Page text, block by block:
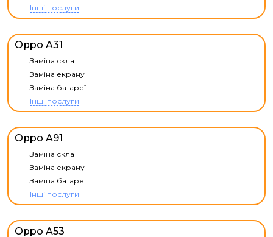
Інші послуги
Oppo A31
Заміна скла
Заміна екрану
Заміна батареї
Інші послуги
Oppo A91
Заміна скла
Заміна екрану
Заміна батареї
Інші послуги
Oppo A53